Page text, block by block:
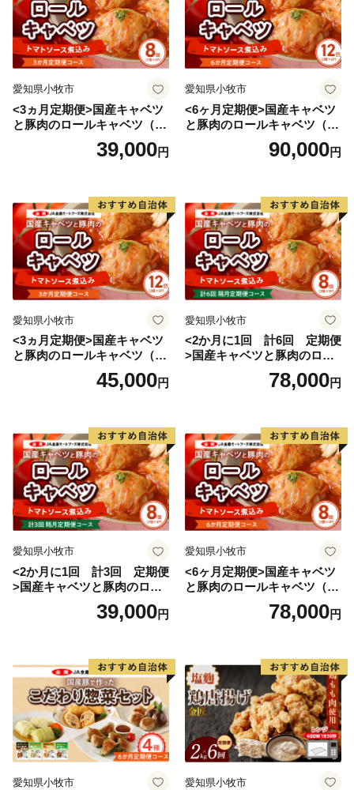
一方で有田町は「棚田」という特徴的な景観を持つ稲作
地であり、また、「佐賀牛」や 「ありたどり」を生産
する県下有数の畜産地でもあります。
----
【有田焼ができるまで】
くろ成形と鋳込み成形の2種類があります。成形し乾燥
性を高めます。）
２：下絵付け（呉須で文様を描きます。）
３：施釉（磁器の表面にガラスの光沢を与えるために釉
薬をかけます。）
４：本焼（本焼き窯で約1300度の高温で焼き上げま
す。）
５：上絵付（焼成後の釉薬の上に色絵具で文様を描きま
す。）
６：上絵付焼成（赤絵窯に入れて約800度で焼き上げま
す。釉薬の上に色絵具が焼き付いて完成します。完成し
---------------------------------------------------------------------------
----
●有田町へのご寄附につきまして●
同一年内で複数回の寄附を行った場合でも、都度お礼品
を受取る事ができます。
（受取り回数の制限はありません）
愛知県小牧市
<3ヵ月定期便>国産キャベツ
と豚肉のロールキャベツ（4P
39,000円
愛知県小牧市
<6ヶ月定期便>国産キャベツ
と豚肉のロールキャベツ（6P
90,000円
愛知県小牧市
<3ヵ月定期便>国産キャベツ
と豚肉のロールキャベツ（6P
45,000円
愛知県小牧市
<2か月に1回 計6回 定期便
>国産キャベツと豚肉のロー
ルキャベツ（4P入り）
78,000円
愛知県小牧市
<2か月に1回 計3回 定期便
>国産キャベツと豚肉のロー
ルキャベツ（4P入り）
39,000円
愛知県小牧市
<6ヶ月定期便>国産キャベツ
と豚肉のロールキャベツ（4P
78,000円
愛知県小牧市 愛知県小牧市